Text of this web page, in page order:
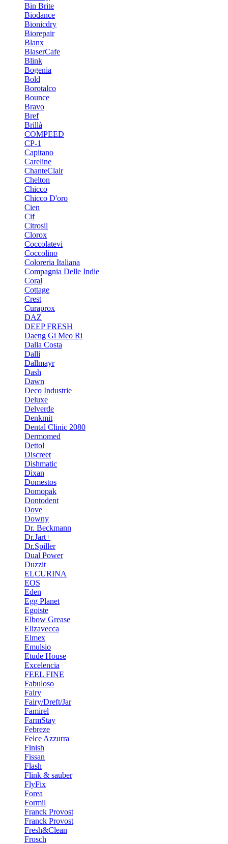
Bin Brite
Biodance
Bionicdry
Biorepair
Blanx
BlaserCafe
Blink
Bogenia
Bold
Borotalco
Bounce
Bravo
Bref
Brillà
COMPEED
CP-1
Capitano
Careline
ChanteСlair
Chelton
Chicco
Chicco D'oro
Cien
Cif
Citrosil
Clorox
Coccolatevi
Coccolino
Coloreria Italiana
Compagnia Delle Indie
Coral
Cottage
Crest
Curaprox
DAZ
DEEP FRESH
Daeng Gi Meo Ri
Dalla Costa
Dalli
Dallmayr
Dash
Dawn
Deco Industrie
Deluxe
Delverde
Denkmit
Dental Clinic 2080
Dermomed
Dettol
Discreet
Dishmatic
Dixan
Domestos
Domopak
Dontodent
Dove
Downy
Dr. Beckmann
Dr.Jart+
Dr.Spiller
Dual Power
Duzzit
ELCURINA
EOS
Eden
Egg Planet
Egoiste
Elbow Grease
Elizavecca
Elmex
Emulsio
Etude House
Excelencia
FEEL FINE
Fabuloso
Fairy
Fairy/Dreft/Jar
Famirel
FarmStay
Febreze
Felce Azzurra
Finish
Fissan
Flash
Flink & sauber
FlyFix
Forea
Formil
Franck Provost
Franck Provost
Fresh&Clean
Frosch